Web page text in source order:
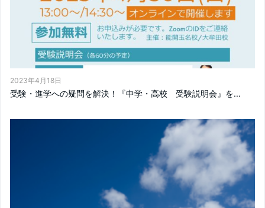
2023年4月18日
受験・進学への疑問を解決！『中学・高校 受験説明会』を...